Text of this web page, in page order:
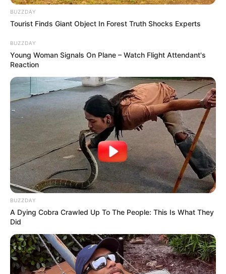
BUZZDAY
Tourist Finds Giant Object In Forest Truth Shocks Experts
BUZZDAY
Young Woman Signals On Plane – Watch Flight Attendant's
Reaction
BUZZDAY
A Dying Cobra Crawled Up To The People: This Is What They
Did